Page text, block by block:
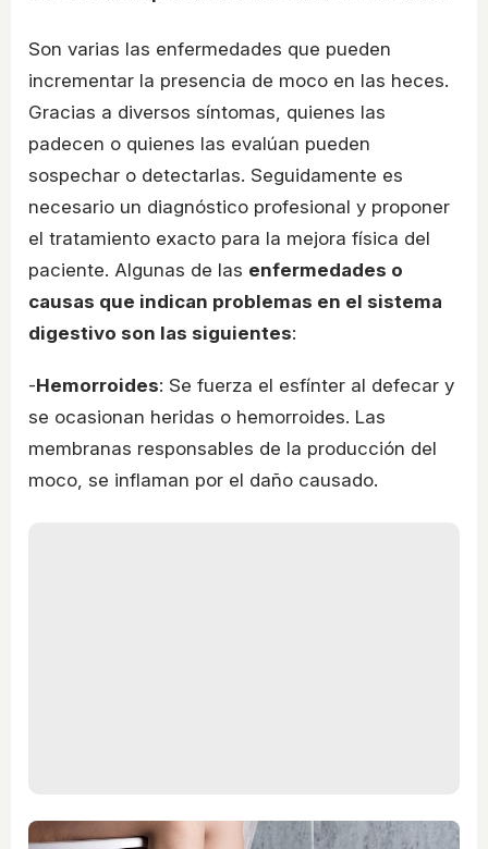
Son varias las enfermedades que pueden
incrementar la presencia de moco en las heces.
Gracias a diversos síntomas, quienes las
padecen o quienes las evalúan pueden
sospechar o detectarlas. Seguidamente es
necesario un diagnóstico profesional y proponer
el tratamiento exacto para la mejora física del
paciente. Algunas de las enfermedades o
causas que indican problemas en el sistema
digestivo son las siguientes:
-Hemorroides: Se fuerza el esfínter al defecar y
se ocasionan heridas o hemorroides. Las
membranas responsables de la producción del
moco, se inflaman por el daño causado.